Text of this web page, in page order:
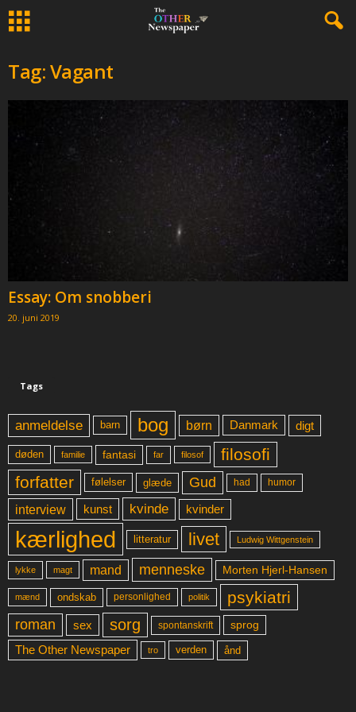
Tag: Vagant
Essay: Om snobberi
20. juni 2019
Tags
anmeldelse barn bog børn Danmark digt
døden familie fantasi far filosof
filosofi
forfatter
følelser glæde Gud had humor
interview kunst kvinde kvinder
kærlighed litteratur livet Ludwig Wittgenstein
lykke magt mand menneske Morten Hjerl-Hansen
mænd ondskab personlighed politik psykiatri
roman sex sorg spontanskrift sprog
The Other Newspaper tro verden ånd